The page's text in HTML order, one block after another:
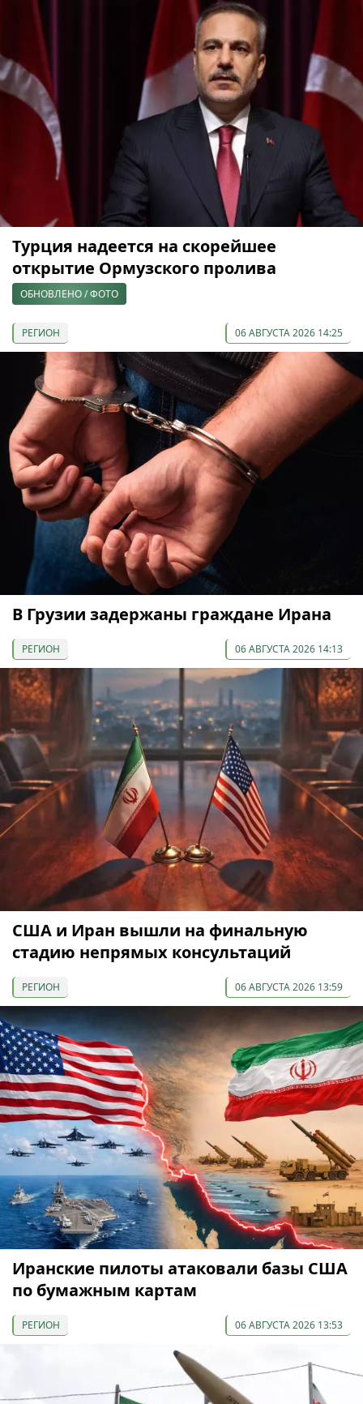
Турция надеется на скорейшее
открытие Ормузского пролива
ОБНОВЛЕНО / ФОТО
РЕГИОН 06 АВГУСТА 2026 14:25
В Грузии задержаны граждане Ирана
РЕГИОН 06 АВГУСТА 2026 14:13
США и Иран вышли на финальную
стадию непрямых консультаций
РЕГИОН 06 АВГУСТА 2026 13:59
Иранские пилоты атаковали базы США
по бумажным картам
РЕГИОН 06 АВГУСТА 2026 13:53